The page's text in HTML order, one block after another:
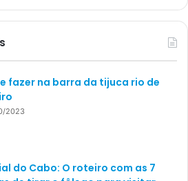
fazer na barra da tijuca rio de
2023
do Cabo: O roteiro com as 7